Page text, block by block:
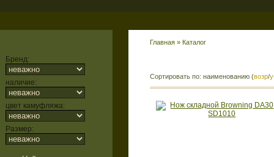
Бренд:
наличие:
цвет камуфляжа:
Размер:
Главная » Каталог
Сортировать по: наименованию (возр/